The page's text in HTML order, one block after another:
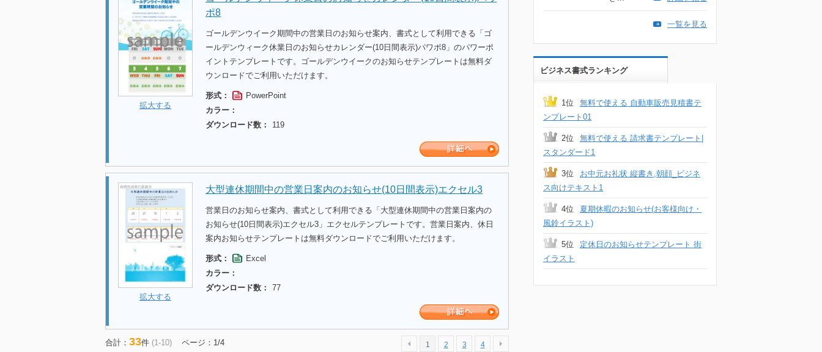
拡大する
ポ8
ゴールデンウイーク期間中の営業日のお知らせ案内、書式として利用できる「ゴ
ールデンウィーク休業日のお知らせカレンダー(10日間表示)パワポ8」のパワーポ
イントテンプレートです。ゴールデンウイークのお知らせテンプレートは無料ダ
ウンロードでご利用いただけます。
形式：
PowerPoint
カラー：
ダウンロード数：
119
拡大する
大型連休期間中の営業日案内のお知らせ(10日間表示)エクセル3
営業日のお知らせ案内、書式として利用できる「大型連休期間中の営業日案内の
お知らせ(10日間表示)エクセル3」エクセルテンプレートです。営業日案内、休日
案内お知らせテンプレートは無料ダウンロードでご利用いただけます。
形式：
Excel
カラー：
ダウンロード数：
77
合計： 33件 (1-10) ページ：1/4 1 2 3 4
一覧を見る
ビジネス書式ランキング
1位
無料で使える 自動車販売見積書テ
ンプレート01
2位
無料で使える 請求書テンプレート|
スタンダード1
3位
お中元お礼状 縦書き,朝顔_ビジネ
ス向けテキスト1
4位
夏期休暇のお知らせ(お客様向け・
風鈴イラスト)
5位
定休日のお知らせテンプレート 街
イラスト